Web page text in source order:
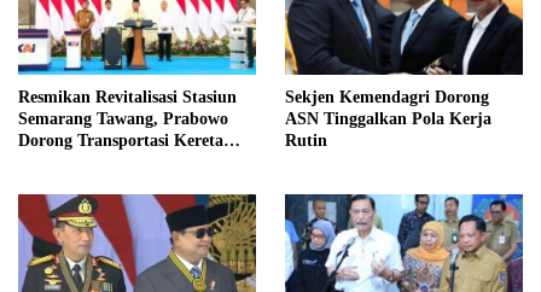
Resmikan Revitalisasi Stasiun
Semarang Tawang, Prabowo
Dorong Transportasi Kereta
Sekjen Kemendagri Dorong
ASN Tinggalkan Pola Kerja
Rutin